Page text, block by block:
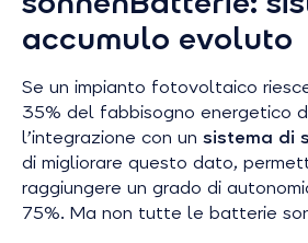
accumulo evoluto
Se un impianto fotovoltaico
35% del fabbisogno energetico
l’integrazione con un sistema di
di migliorare questo dato,
raggiungere un grado di
75%. Ma non tutte le batterie